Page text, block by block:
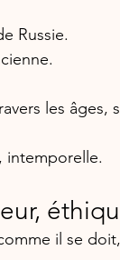
Russie.
les
intemporelle.
il se